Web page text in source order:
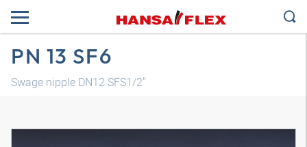
PN 13 SF6
Swage nipple DN12 SFS1/2"